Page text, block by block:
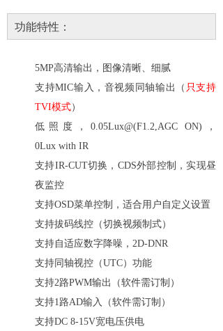
功能特性：
5MP高清输出，图像清晰、细腻
支持MIC输入，音视频同轴输出（ 只支持
TVI模式）
低照度，0.05Lux@(F1.2,AGC ON)，
0Lux with IR
支持IR-CUT切换，CDS外部控制，实现昼
夜监控
支持OSD菜单控制，适合用户自定义设置
支持拔码线控（切换视频制式）
支持自适应数字降噪， 2D-DNR
支持同轴视控（UTC）功能
支持2路PWM输出（软件需订制）
支持1路AD输入（软件需订制）
支持DC 8-15V宽电压供电